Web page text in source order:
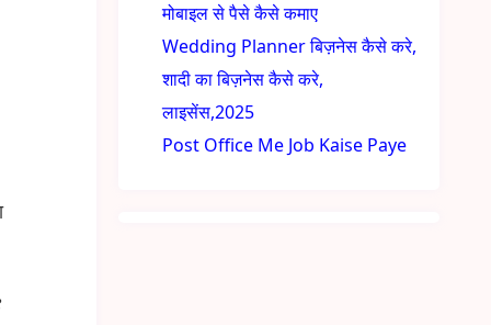
मोबाइल से पैसे कैसे कमाए
Wedding Planner बिज़नेस कैसे करे,
शादी का बिज़नेस कैसे करे,
लाइसेंस,2025
Post Office Me Job Kaise Paye